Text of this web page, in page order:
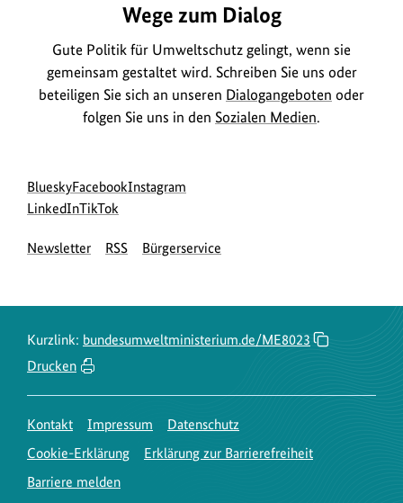
Wege zum Dialog
Gute Politik für Umweltschutz gelingt, wenn sie
gemeinsam gestaltet wird. Schreiben Sie uns oder
beteiligen Sie sich an unseren Dialogangeboten oder
folgen Sie uns in den Sozialen Medien.
Social
Media
Blueskyzur
Bluesky-
des
Facebookzur
des
Instagram
des
LinkedInzur
Seite
zur
Seite
TikTok
Newsletter RSS Bürgerservice
Kurzlink: bundesumweltministerium.de/ME8023
Drucken
Kontakt Impressum
Datenschutz
Cookie-Erklärung
Erklärung zur Barrierefreiheit
Barriere melden